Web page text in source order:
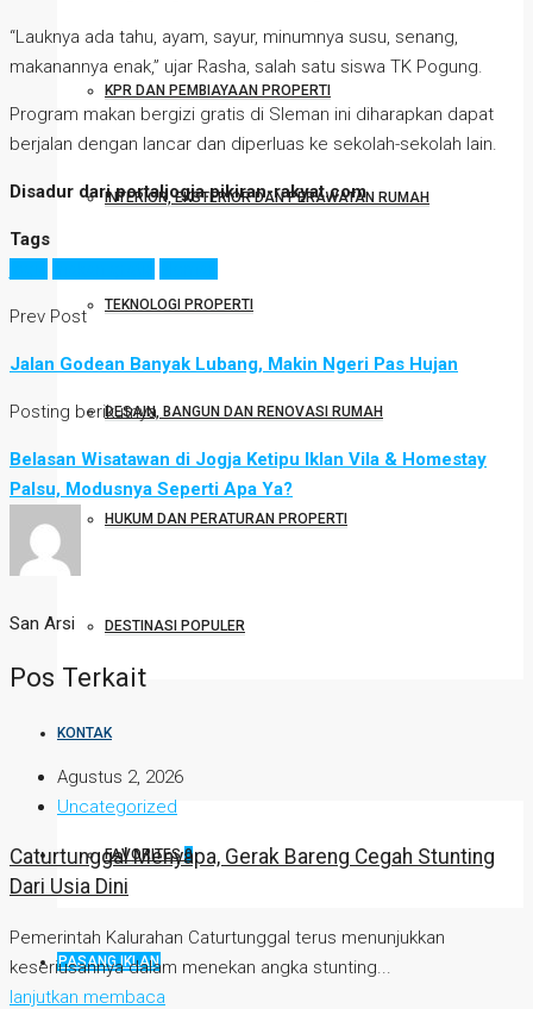
KPR DAN PEMBIAYAAN PROPERTI
INTERIOR, EKSTERIOR DAN PERAWATAN RUMAH
TEKNOLOGI PROPERTI
DESAIN, BANGUN DAN RENOVASI RUMAH
HUKUM DAN PERATURAN PROPERTI
DESTINASI POPULER
KONTAK
FAVORITES0
PASANG IKLAN
“Lauknya ada tahu, ayam, sayur, minumnya susu, senang,
makanannya enak,” ujar Rasha, salah satu siswa TK Pogung.
Program makan bergizi gratis di Sleman ini diharapkan dapat
berjalan dengan lancar dan diperluas ke sekolah-sekolah lain.
Disadur dari portaljogja.pikiran-rakyat.com
Tags
Prev Post
Jalan Godean Banyak Lubang, Makin Ngeri Pas Hujan
Posting berikutnya
Belasan Wisatawan di Jogja Ketipu Iklan Vila & Homestay
Palsu, Modusnya Seperti Apa Ya?
San Arsi
Pos Terkait
Agustus 2, 2026
Uncategorized
Caturtunggal Menyapa, Gerak Bareng Cegah Stunting
Dari Usia Dini
Pemerintah Kalurahan Caturtunggal terus menunjukkan
keseriusannya dalam menekan angka stunting...
lanjutkan membaca